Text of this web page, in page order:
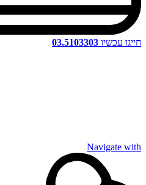
חייגו עכשיו 03.5103303
Navigate with